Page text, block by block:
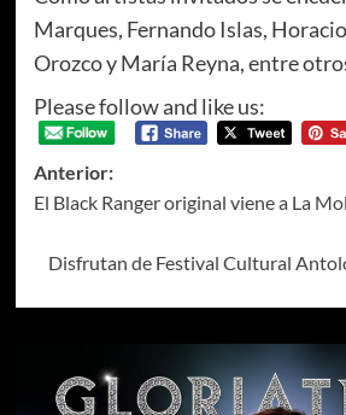
Marques, Fernando Islas,
Orozco y María Reyna, entre
Please follow and like us:
Anterior:
El Black Ranger original viene a La
Disfrutan de Festival Cultural